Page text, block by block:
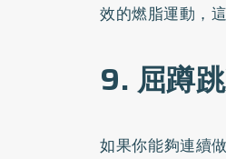
效的燃脂運動，
9. 屈蹲
如果你能夠連續